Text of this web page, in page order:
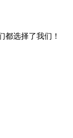
都选择了我们！